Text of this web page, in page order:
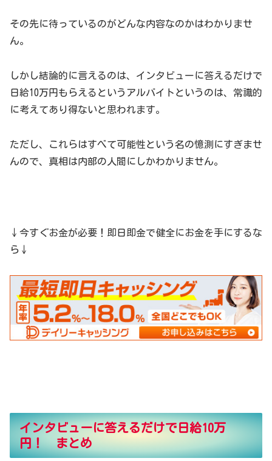
その先に待っているのがどんな内容なのかはわかりませ
ん。
しかし結論的に言えるのは、インタビューに答えるだけで
日給10万円もらえるというアルバイトというのは、常識的
に考えてあり得ないと思われます。
ただし、これらはすべて可能性という名の憶測にすぎませ
んので、真相は内部の人間にしかわかりません。
↓今すぐお金が必要！即日即金で健全にお金を手にするな
ら↓
インタビューに答えるだけで日給10万
円！ まとめ